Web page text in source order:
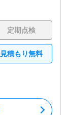
定期点検
見積もり無料